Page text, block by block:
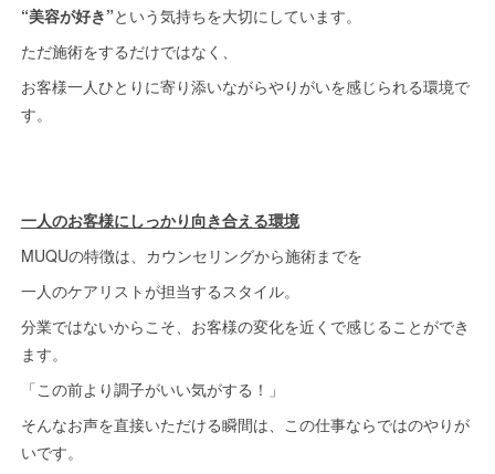
“美容が好き”という気持ちを大切にしています。
ただ施術をするだけではなく、
お客様一人ひとりに寄り添いながらやりがいを感じられる環境で
す。
一人のお客様にしっかり向き合える環境
MUQUの特徴は、カウンセリングから施術までを
一人のケアリストが担当するスタイル。
分業ではないからこそ、お客様の変化を近くで感じることができ
ます。
「この前より調子がいい気がする！」
そんなお声を直接いただける瞬間は、この仕事ならではのやりが
いです。